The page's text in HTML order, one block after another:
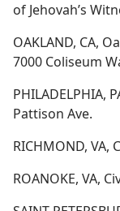
of Jehovah’s
OAKLAND, CA,
7000 Coliseum
PHILADELPHIA,
Pattison Ave.
RICHMOND, VA,
ROANOKE, VA,